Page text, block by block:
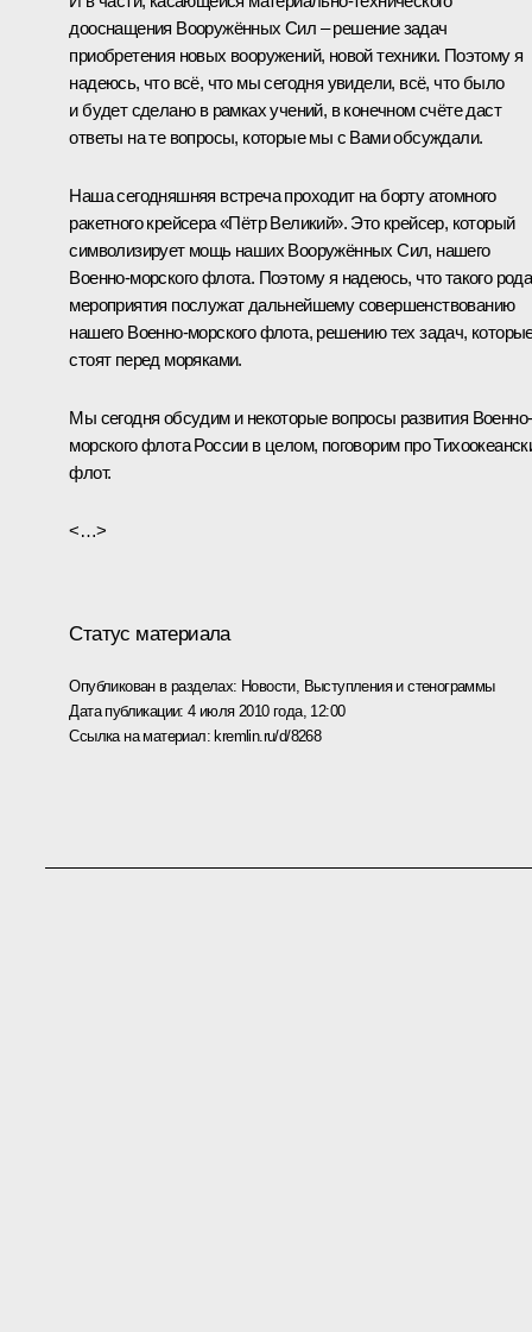
дооснащения Вооружённых Сил – решение задач
приобретения новых вооружений, новой техники. Поэтому я
надеюсь, что всё, что мы сегодня увидели, всё, что было
и будет сделано в рамках учений, в конечном счёте даст
ответы на те вопросы, которые мы с Вами обсуждали.
Наша сегодняшняя встреча проходит на борту атомного
ракетного крейсера «Пётр Великий». Это крейсер, который
символизирует мощь наших Вооружённых Сил, нашего
Военно-морского флота. Поэтому я надеюсь, что такого рода
мероприятия послужат дальнейшему совершенствованию
нашего Военно-морского флота, решению тех задач,
стоят перед моряками.
Мы сегодня обсудим и некоторые вопросы развития Военно-
морского флота России в целом, поговорим про
флот.
<…>
Статус материала
Опубликован в разделах: Новости, Выступления и стенограммы
Дата публикации:4 июля 2010 года, 12:00
Ссылка на материал: kremlin.ru/d/8268